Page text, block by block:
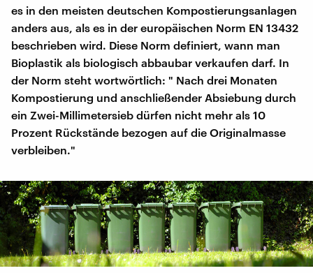
es in den meisten deutschen Kompostierungsanlagen
anders aus, als es in der europäischen Norm EN 13432
beschrieben wird. Diese Norm definiert, wann man
Bioplastik als biologisch abbaubar verkaufen darf. In
der Norm steht wortwörtlich: " Nach drei Monaten
Kompostierung und anschließender Absiebung durch
ein Zwei-Millimetersieb dürfen nicht mehr als 10
Prozent Rückstände bezogen auf die Originalmasse
verbleiben."